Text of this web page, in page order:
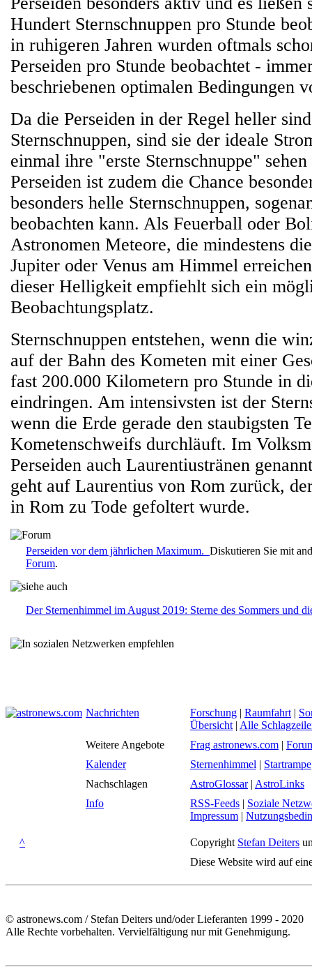
Hundert Sternschnuppen pro Stunde
in ruhigeren Jahren wurden oftmals
Perseiden pro Stunde beobachtet -
beschriebenen optimalen Bedingungen
Da die Perseiden in der Regel heller
Sternschnuppen, sind sie der ideale
einmal ihre "erste Sternschnuppe"
Perseiden ist zudem die Chance
besonders helle Sternschnuppen,
beobachten kann. Als Feuerball oder
Astronomen Meteore, die mindestens
Jupiter oder Venus am Himmel
dieser Helligkeit empfiehlt sich ein
Beobachtungsplatz.
Sternschnuppen entstehen, wenn die
auf der Bahn des Kometen mit einer
fast 200.000 Kilometern pro Stunde in
eindringen. Am intensivsten ist der
wenn die Erde gerade den staubigsten
Kometenschweifs durchläuft. Im
Perseiden auch Laurentiustränen
geht auf Laurentius von Rom zurück,
in Rom zu Tode gefoltert wurde.
Perseiden vor dem jährlichen Maximum. Diskutieren Sie mit
Forum.
Der Sternenhimmel im August 2019: Sterne des Sommers und
Nachrichten Forschung | Raumfahrt |
Übersicht | Alle
Weitere Angebote
Frag astronews.com |
Kalender
Sternenhimmel | Startrampe
Nachschlagen
AstroGlossar| AstroLinks
Info
RSS-Feeds | Soziale
Impressum |
^ Copyright Stefan Deiters
Diese Website wird auf
© astronews.com / Stefan Deiters und/oder Lieferanten 1999 - 2020
Alle Rechte vorbehalten. Vervielfältigung nur mit Genehmigung.